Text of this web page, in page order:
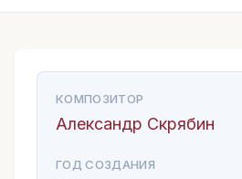
КОМПОЗИТОР
Александр Скрябин
ГОД СОЗДАНИЯ